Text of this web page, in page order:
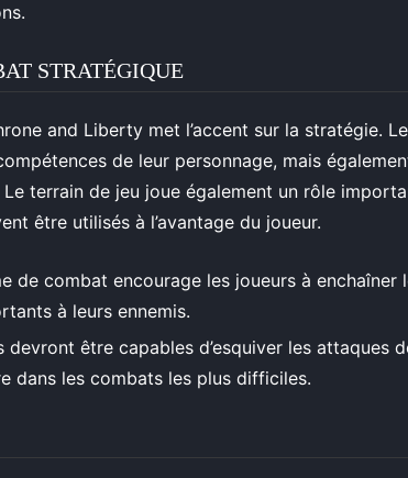
STRATÉGIQUE
and Liberty met l’accent sur la stratégie.
de leur personnage, mais
terrain de jeu joue également un rôle
être utilisés à l’avantage du joueur.
de combat encourage les joueurs à enchaîner
à leurs ennemis.
devront être capables d’esquiver les attaques
dans les combats les plus difficiles.